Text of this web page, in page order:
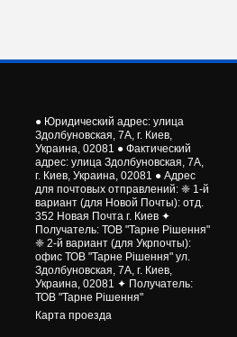
● Юридический адрес: улица
Здолбуновская, 7А, г. Киев,
Украина, 02081 ● Фактический
адрес: улица Здолбуновская, 7А,
г. Киев, Украина, 02081 ● Адрес
для почтовых отправлений: ❈ 1-й
вариант (для Новой Почты): отд.
352 Новая Почта г. Киев ✦
Получатель: ТОВ "Тарне Рішення"
❈ 2-й вариант (для Укрпочты):
офис ТОВ "Тарне Рішення" ул.
Здолбуновская, 7А, г. Киев,
Украина, 02081 ✦ Получатель:
ТОВ "Тарне Рішення"
Карта проезда